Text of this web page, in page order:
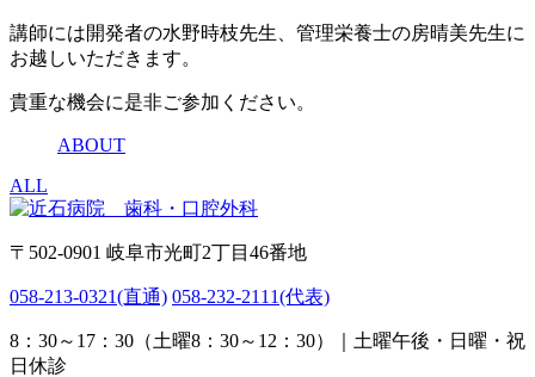
講師には開発者の水野時枝先生、管理栄養士の房晴美先生に
お越しいただきます。
貴重な機会に是非ご参加ください。
ABOUT
ALL
〒502-0901 岐阜市光町2丁目46番地
058-213-0321(直通) 058-232-2111(代表)
8：30～17：30（土曜8：30～12：30）｜土曜午後・日曜・祝
日休診